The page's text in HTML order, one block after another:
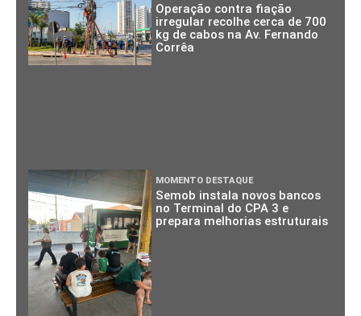
Operação contra fiação
irregular recolhe cerca de 700
kg de cabos na Av. Fernando
Corrêa
MOMENTO DESTAQUE
Semob instala novos bancos
no Terminal do CPA 3 e
prepara melhorias estruturais